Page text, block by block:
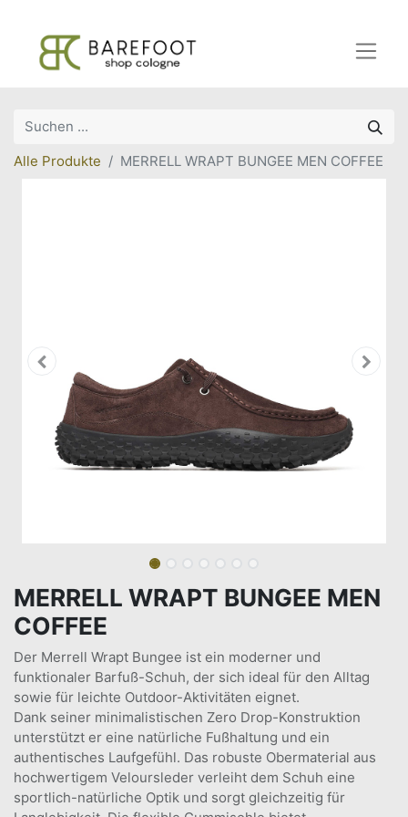
Alle Produkte MERRELL WRAPT BUNGEE MEN COFFEE
MERRELL WRAPT BUNGEE MEN
COFFEE
Der Merrell Wrapt Bungee ist ein moderner und
funktionaler Barfuß-Schuh, der sich ideal für den Alltag
sowie für leichte Outdoor-Aktivitäten eignet.
Dank seiner minimalistischen Zero Drop-Konstruktion
unterstützt er eine natürliche Fußhaltung und ein
authentisches Laufgefühl. Das robuste Obermaterial aus
hochwertigem Veloursleder verleiht dem Schuh eine
sportlich-natürliche Optik und sorgt gleichzeitig für